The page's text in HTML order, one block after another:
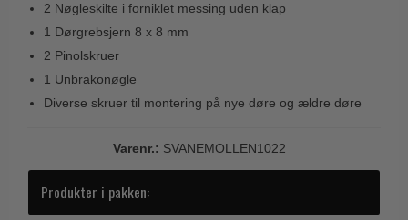
DND dørgreb
Formani dørgreb
FSB dørgreb
Turnstyle Designs Dørgreb
Trædørgreb på Langskilt
Hattehylder
Kahytskrog
Messing pudsemiddel
Søe-Jensen & Co.
YOUNG dørgreb
VONSILD Møbelgreb
2 Nøgleskilte i forniklet messing uden klap
1 Dørgrebsjern 8 x 8 mm
2 Pinolskruer
1 Unbrakonøgle
Diverse skruer til montering på nye døre og ældre døre
Varenr.: SVANEMOLLEN1022
Produkter i pakken: